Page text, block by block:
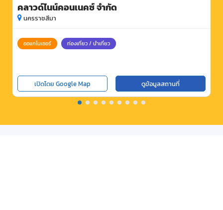
คลาวด์ไนน์คอนเนคซ์ จำกัด
นครราชสีมา
ออแกไนเซอร์ ท่องเที่ยว / นำเที่ยว
เปิดโดย Google Map ดูข้อมูลสถานที่